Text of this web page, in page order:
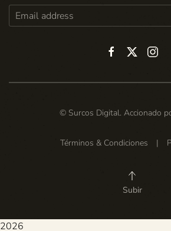
© Surcos Digital. Accionado
Términos & Condiciones |
Subir
2026